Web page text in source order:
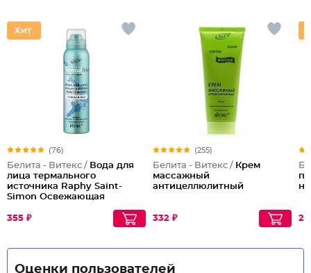
(76)
Белита - Витекс / Вода для
лица термального
источника Raphy Saint-
Simon Освежающая
355 ₽
(255)
Белита - Витекс / Крем
массажный
антицеллюлитный
332 ₽
Оценки пользователей